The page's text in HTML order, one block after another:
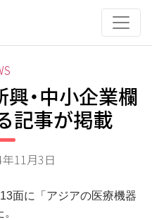
・中小企業欄
記事が掲載
11月3日
面に「アジアの医療機器